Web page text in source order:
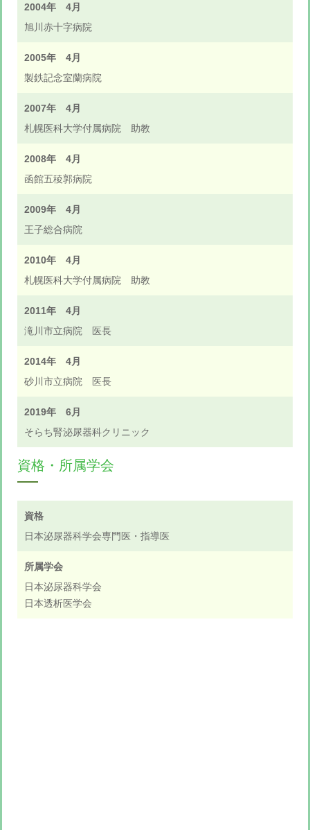
2004年 4月
旭川赤十字病院
2005年 4月
製鉄記念室蘭病院
2007年 4月
札幌医科大学付属病院 助教
2008年 4月
函館五稜郭病院
2009年 4月
王子総合病院
2010年 4月
札幌医科大学付属病院 助教
2011年 4月
滝川市立病院 医長
2014年 4月
砂川市立病院 医長
2019年 6月
そらち腎泌尿器科クリニック
資格・所属学会
資格
日本泌尿器科学会専門医・指導医
所属学会
日本泌尿器科学会
日本透析医学会